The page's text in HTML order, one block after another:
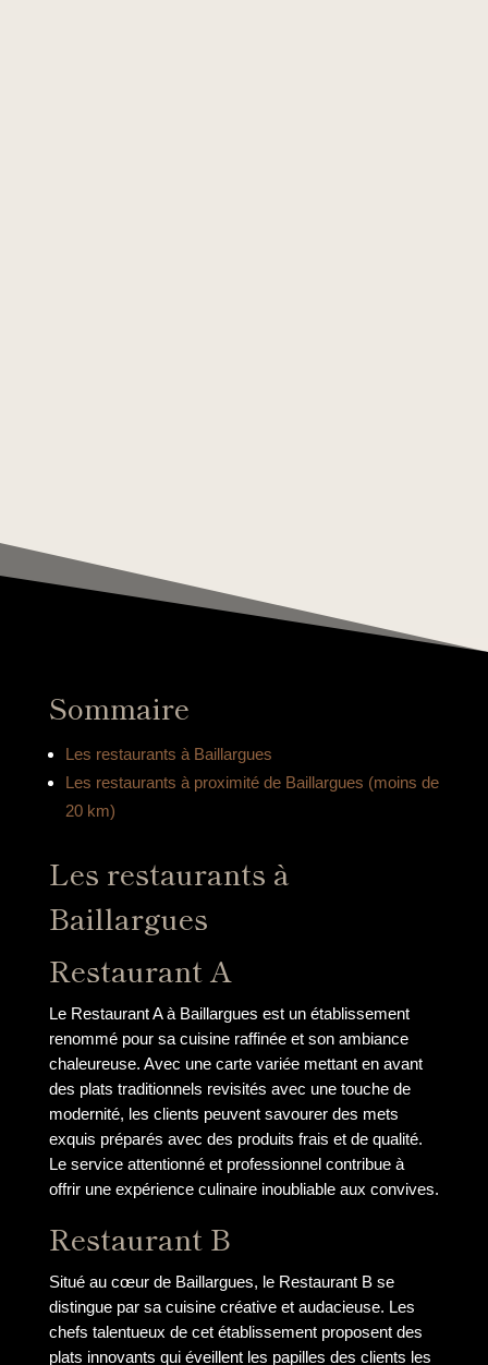
Sommaire
Les restaurants à Baillargues
Les restaurants à proximité de Baillargues (moins de
20 km)
Les restaurants à
Baillargues
Restaurant A
Le Restaurant A à Baillargues est un établissement
renommé pour sa cuisine raffinée et son ambiance
chaleureuse. Avec une carte variée mettant en avant
des plats traditionnels revisités avec une touche de
modernité, les clients peuvent savourer des mets
exquis préparés avec des produits frais et de qualité.
Le service attentionné et professionnel contribue à
offrir une expérience culinaire inoubliable aux convives.
Restaurant B
Situé au cœur de Baillargues, le Restaurant B se
distingue par sa cuisine créative et audacieuse. Les
chefs talentueux de cet établissement proposent des
plats innovants qui éveillent les papilles des clients les